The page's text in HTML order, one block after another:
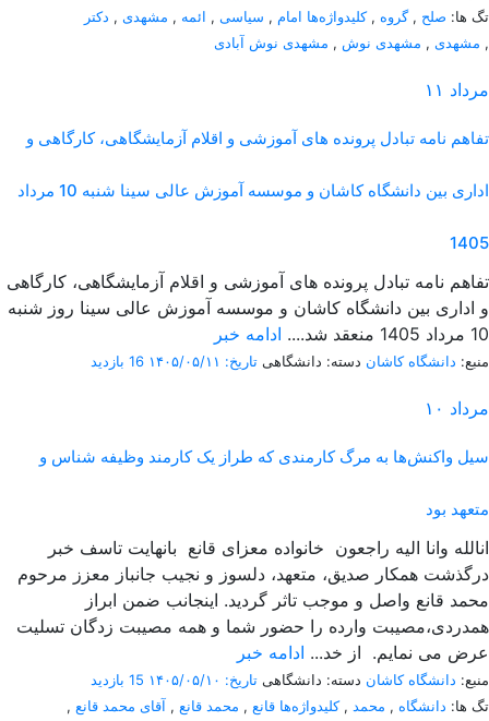
تگ ها: صلح ,گروه ,کلیدواژه‌ها امام , سیاسی , ائمه , مشهدی , دکتر
مشهدی , مشهدی نوش , مشهدی نوش آبادی ,
۱۱ مرداد
تفاهم نامه تبادل پرونده‌ های آموزشی و اقلام آزمایشگاهی، کارگاهی و
اداری بین دانشگاه کاشان و موسسه آموزش عالی سینا شنبه 10 مرداد
1405
تفاهم نامه تبادل پرونده‌ های آموزشی و اقلام آزمایشگاهی، کارگاهی
و اداری بین دانشگاه کاشان و موسسه آموزش عالی سینا روز شنبه
10 مرداد 1405 منعقد شد....
ادامه خبر
منبع: دانشگاه کاشان دسته: دانشگاهی تاریخ: ۱۴۰۵/۰۵/۱۱ 16 بازدید
۱۰ مرداد
سیل واکنش‌ها به مرگ کارمندی که طراز یک کارمند وظیفه شناس و
متعهد بود
انالله وانا الیه راجعون خانواده معزای قانع بانهایت تاسف خبر
درگذشت همکار صدیق، متعهد، دلسوز و نجیب جانباز معزز مرحوم
محمد قانع واصل و موجب تاثر گردید. اینجانب ضمن ابراز
همدردی،مصیبت وارده را حضور شما و همه مصیبت زدگان تسلیت
عرض می نمایم. از خد... ادامه خبر
منبع: دانشگاه کاشان دسته: دانشگاهی تاریخ: ۱۴۰۵/۰۵/۱۰
15 بازدید
تگ ها: دانشگاه , محمد ,کلیدواژه‌ها قانع , محمد قانع , آقای محمد قانع ,